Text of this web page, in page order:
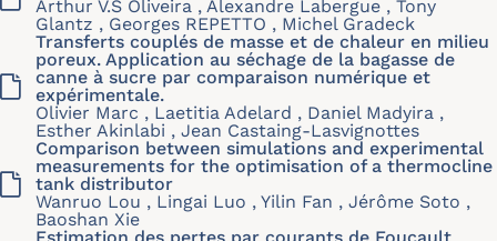
Arthur V.S Oliveira , Alexandre Labergue , Tony
Glantz , Georges REPETTO , Michel Gradeck
Transferts couplés de masse et de chaleur en milieu
poreux. Application au séchage de la bagasse de
canne à sucre par comparaison numérique et
expérimentale.
Olivier Marc , Laetitia Adelard , Daniel Madyira ,
Esther Akinlabi , Jean Castaing-Lasvignottes
Comparison between simulations and experimental
measurements for the optimisation of a thermocline
tank distributor
Wanruo Lou , Lingai Luo , Yilin Fan , Jérôme Soto ,
Baoshan Xie
Estimation des pertes par courants de Foucault